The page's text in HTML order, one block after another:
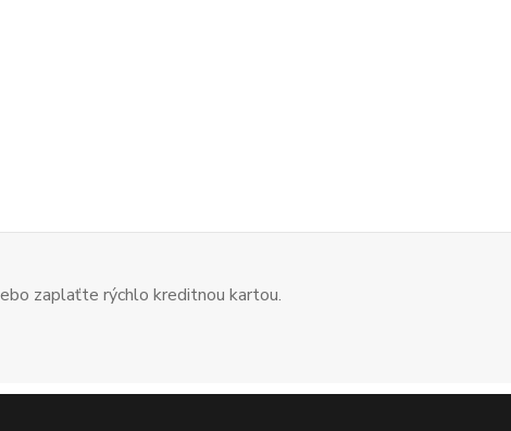
zaplaťte rýchlo kreditnou kartou.